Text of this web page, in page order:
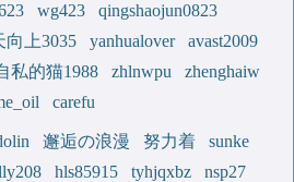
wg423
qingshaojun0823
向上3035 yanhualover
avast2009
私的猫1988 zhlnwpu
zhenghaiw
carefu
邂逅の浪漫 努力着
sunke
hls85915 tyhjqxbz nsp27